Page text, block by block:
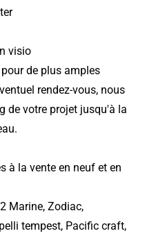
visio
de plus amples
rendez-vous, nous
de votre projet jusqu'à la
à la vente en neuf et en
Marine, Zodiac,
tempest, Pacific craft,